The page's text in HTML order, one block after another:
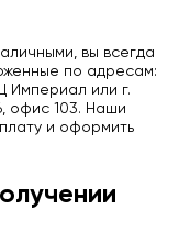
вы всегда
по адресам:
Империал или г.
офис 103. Наши
и оформить